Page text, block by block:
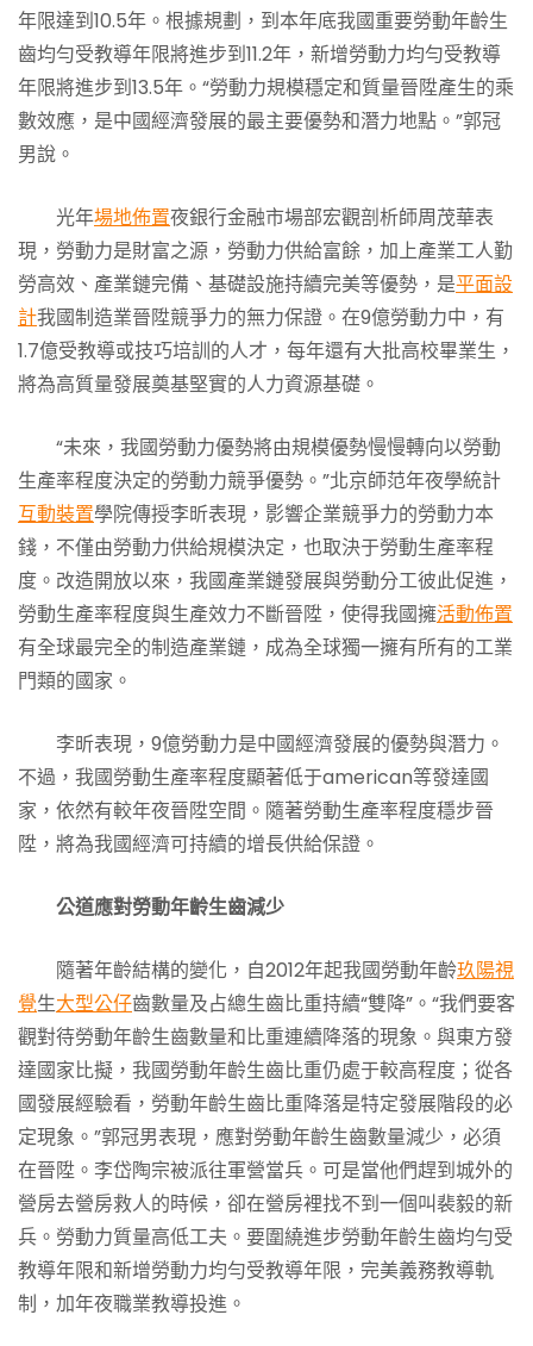
年限達到10.5年。根據規劃，到本年底我國重要勞動年齡生
齒均勻受教導年限將進步到11.2年，新增勞動力均勻受教導
年限將進步到13.5年。“勞動力規模穩定和質量晉陞產生的乘
數效應，是中國經濟發展的最主要優勢和潛力地點。”郭冠
男說。
光年場地佈置夜銀行金融市場部宏觀剖析師周茂華表
現，勞動力是財富之源，勞動力供給富餘，加上產業工人勤
勞高效、產業鏈完備、基礎設施持續完美等優勢，是平面設
計我國制造業晉陞競爭力的無力保證。在9億勞動力中，有
1.7億受教導或技巧培訓的人才，每年還有大批高校畢業生，
將為高質量發展奠基堅實的人力資源基礎。
“未來，我國勞動力優勢將由規模優勢慢慢轉向以勞動
生產率程度決定的勞動力競爭優勢。”北京師范年夜學統計
互動裝置學院傳授李昕表現，影響企業競爭力的勞動力本
錢，不僅由勞動力供給規模決定，也取決于勞動生產率程
度。改造開放以來，我國產業鏈發展與勞動分工彼此促進，
勞動生產率程度與生產效力不斷晉陞，使得我國擁活動佈置
有全球最完全的制造產業鏈，成為全球獨一擁有所有的工業
門類的國家。
李昕表現，9億勞動力是中國經濟發展的優勢與潛力。
不過，我國勞動生產率程度顯著低于american等發達國
家，依然有較年夜晉陞空間。隨著勞動生產率程度穩步晉
陞，將為我國經濟可持續的增長供給保證。
公道應對勞動年齡生齒減少
隨著年齡結構的變化，自2012年起我國勞動年齡玖陽視
覺生大型公仔齒數量及占總生齒比重持續“雙降”。“我們要客
觀對待勞動年齡生齒數量和比重連續降落的現象。與東方發
達國家比擬，我國勞動年齡生齒比重仍處于較高程度；從各
國發展經驗看，勞動年齡生齒比重降落是特定發展階段的必
定現象。”郭冠男表現，應對勞動年齡生齒數量減少，必須
在晉陞。李岱陶宗被派往軍營當兵。可是當他們趕到城外的
營房去營房救人的時候，卻在營房裡找不到一個叫裴毅的新
兵。勞動力質量高低工夫。要圍繞進步勞動年齡生齒均勻受
教導年限和新增勞動力均勻受教導年限，完美義務教導軌
制，加年夜職業教導投進。